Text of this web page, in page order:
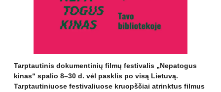
Tarptautinis dokumentinių filmų festivalis „Nepatogus
kinas“ spalio 8–30 d. vėl pasklis po visą Lietuvą.
Tarptautiniuose festivaliuose kruopščiai atrinktus filmus